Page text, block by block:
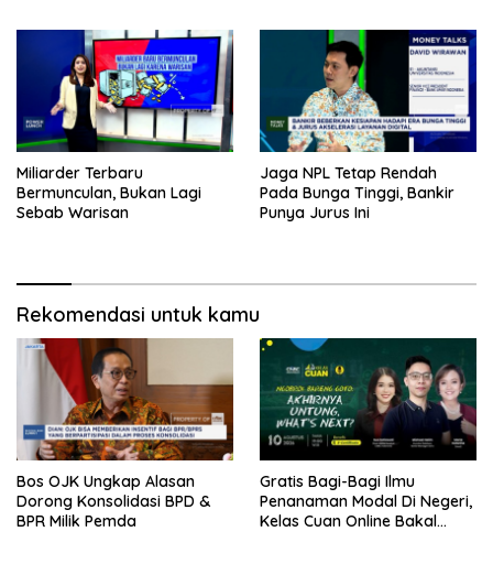
Miliarder Terbaru
Bermunculan, Bukan Lagi
Sebab Warisan
Jaga NPL Tetap Rendah
Pada Bunga Tinggi, Bankir
Punya Jurus Ini
Rekomendasi untuk kamu
Bos OJK Ungkap Alasan
Dorong Konsolidasi BPD &
BPR Milik Pemda
Gratis Bagi-Bagi Ilmu
Penanaman Modal Di Negeri,
Kelas Cuan Online Bakal